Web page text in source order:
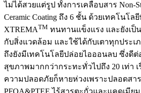
ไม่ได้สวยแต่รูป ทั้งการเคลือบสาร Non-
Ceramic Coating ถึง 6 ชั้น ด้วยเทคโนโล
XTREMATM ทนทานแข็งแรง และยังเป็
กับสิ่งแวดล้อม และใช้ได้กับเตาทุกประเ
ถึงยังมีเทคโนโลยีปล่อยไอออนลบ ซึ่งดีต่
สุขภาพมากกว่ากระทะทั่วไปถึง 20 เท่า เ
ความปลอดภัยก็หายห่วงเพราะปลอดสาร